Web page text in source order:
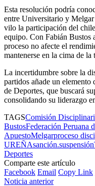
Esta resolución podría
entre Universitario y
vilo la participación del
equipo. Con Fabián Bustos
proceso no afecte el
mantenerse en la cima de
La incertidumbre sobre la
partidos añade un
de Deportes, que buscará
consolidando su liderazgo
TAGSComisión
BustosFederación Peruana
ApuestoMelgarproceso
UREÑAsanción.suspensión
Deportes
Comparte este artículo
Facebook Email Copy Link
Noticia anterior